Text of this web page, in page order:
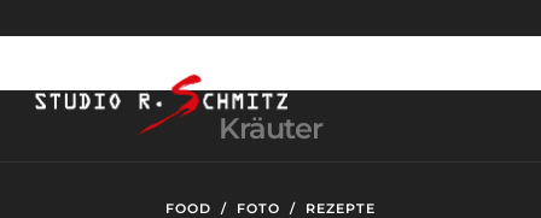
Kräuter
FOOD / FOTO / REZEPTE